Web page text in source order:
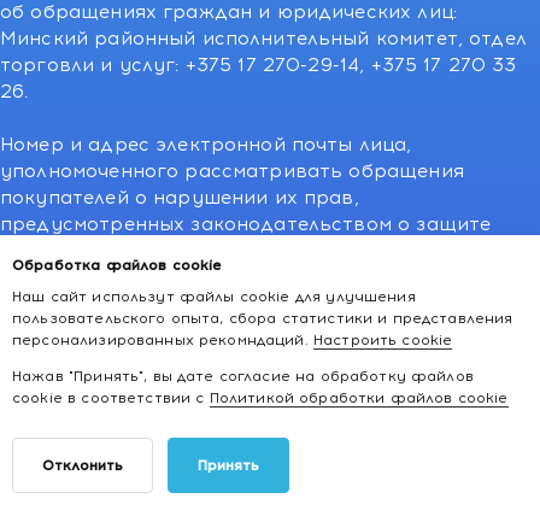
Обработка файлов cookie
Наш сайт использут файлы cookie для улучшения
пользовательского опыта, сбора статистики и представления
персонализированных рекомндаций. Настроить cookie
Нажав "Принять", вы дате согласие на обработку файлов
cookie в соответствии с Политикой обработки файлов cookie
Отклонить Принять
об обращениях граждан и юридических лиц:
Минский районный исполнительный комитет, отдел
торговли и услуг: +375 17 270-29-14, +375 17 270 33
26.
Номер и адрес электронной почты лица,
уполномоченного рассматривать обращения
покупателей о нарушении их прав,
предусмотренных законодательством о защите
операторов), info@kakvapteke.by
2026 © kakvapteke.by
Интернет-магазин косметики и товаров для здоровья